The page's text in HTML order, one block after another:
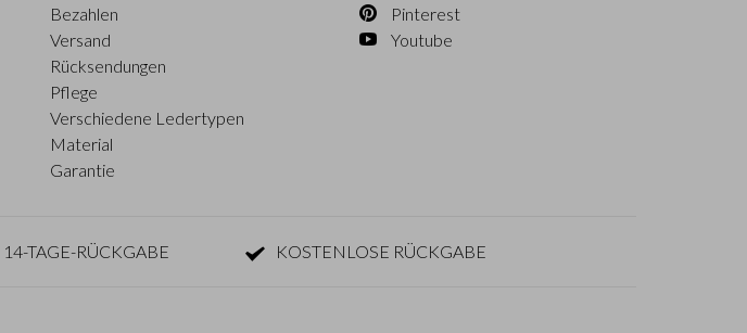
Bezahlen
Versand
Rücksendungen
Pflege
Verschiedene Ledertypen
Material
Garantie
Pinterest
Youtube
14-TAGE-RÜCKGABE KOSTENLOSE RÜCKGABE